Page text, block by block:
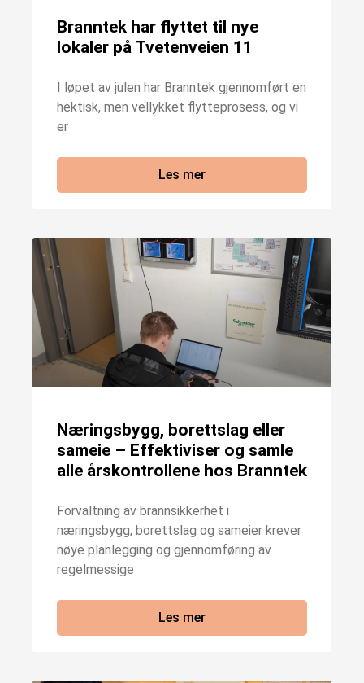
Branntek har flyttet til nye
lokaler på Tvetenveien 11
I løpet av julen har Branntek gjennomført en
hektisk, men vellykket flytteprosess, og vi
er
Les mer
Næringsbygg, borettslag eller
sameie – Effektiviser og samle
alle årskontrollene hos Branntek
Forvaltning av brannsikkerhet i
næringsbygg, borettslag og sameier krever
nøye planlegging og gjennomføring av
regelmessige
Les mer